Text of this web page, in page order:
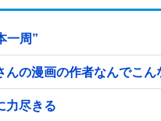
一周”
んの漫画の作者なんでこ
力尽きる